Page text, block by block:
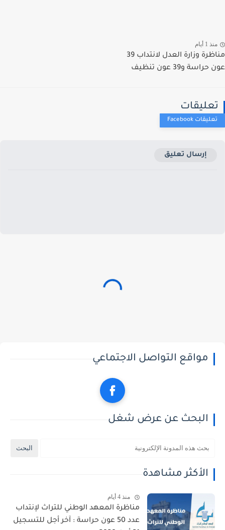
1 أيام
مناظرة وزارة العدل لانتداب 39
و39 عون تنظيف
إرسال تعليق
مواقع التواصل الاجتماعي
البحث عن عرض شغل
الأكثر مشاهدة
منذ 4 أيام
مناظرة المعهد الوطني للتراث لإنتداب
عدد 50 عون حراسة : آخر أجل للتسجيل